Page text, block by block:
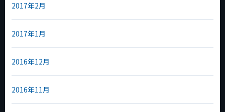
2017年2月
2017年1月
2016年12月
2016年11月